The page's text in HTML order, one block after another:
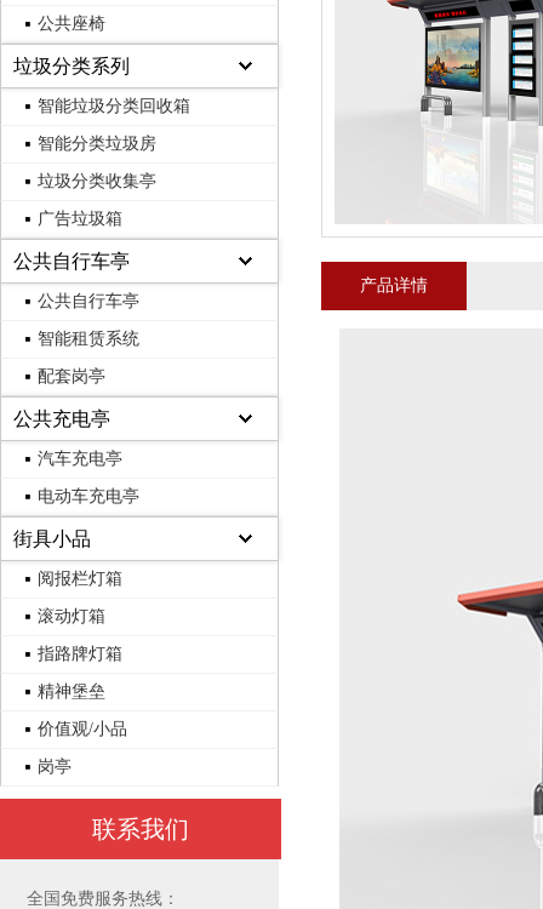
公共座椅
垃圾分类系列
智能垃圾分类回收箱
智能分类垃圾房
垃圾分类收集亭
广告垃圾箱
公共自行车亭
公共自行车亭
智能租赁系统
配套岗亭
公共充电亭
汽车充电亭
电动车充电亭
街具小品
阅报栏灯箱
滚动灯箱
指路牌灯箱
精神堡垒
价值观/小品
岗亭
联系我们
全国免费服务热线：
产品详情